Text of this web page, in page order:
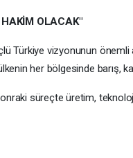
HAKİM OLACAK"
Türkiye vizyonunun
her bölgesinde barış,
süreçte üretim,